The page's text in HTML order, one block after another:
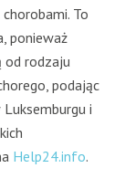
To
ponieważ
od rodzaju
podając
i
Help24.info.